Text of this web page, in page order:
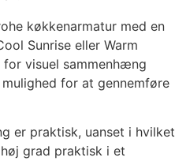
køkkenarmatur med en
Sunrise eller Warm
for visuel sammenhæng
for at gennemføre
er praktisk, uanset i hvilket
grad praktisk i et